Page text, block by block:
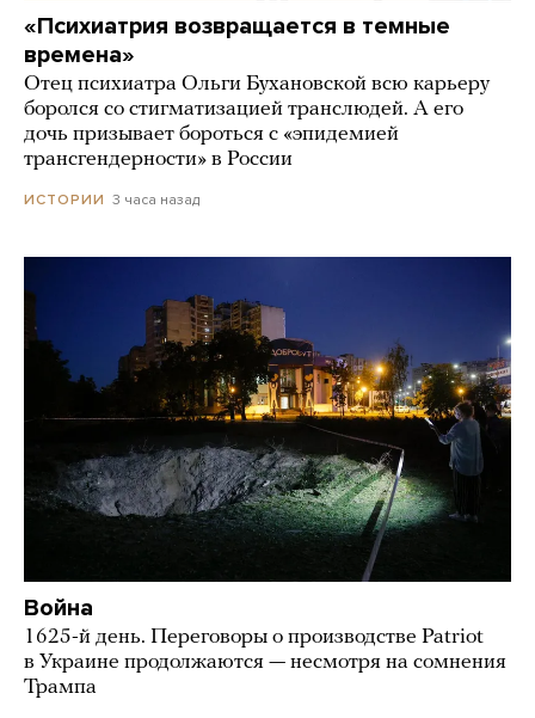
«Психиатрия возвращается в темные
времена»
Отец психиатра Ольги Бухановской всю карьеру
боролся со стигматизацией транслюдей. А его
дочь призывает бороться с «эпидемией
трансгендерности» в России
ИСТОРИИ 3 часа назад
Война
1625-й день. Переговоры о производстве Patriot
в Украине продолжаются — несмотря на сомнения
Трампа